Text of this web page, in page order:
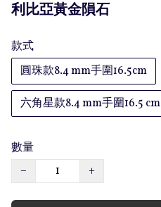
利比亞黃金隕石
款式
圓珠款8.4 mm手圍16.5cm
六角星款8.4 mm手圍16.5 cm
數量
−
+